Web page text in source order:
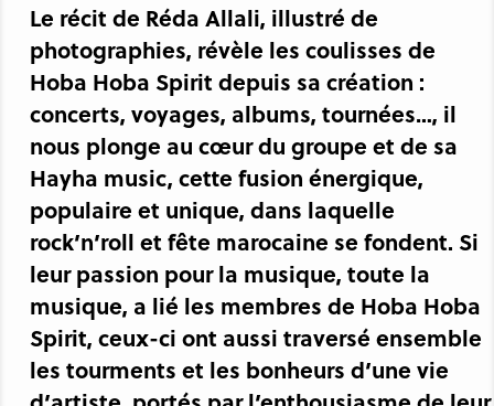
Le récit de Réda Allali, illustré de
photographies, révèle les coulisses de
Hoba Hoba Spirit depuis sa création :
concerts, voyages, albums, tournées…, il
nous plonge au cœur du groupe et de sa
Hayha music, cette fusion énergique,
populaire et unique, dans laquelle
rock’n’roll et fête marocaine se fondent. Si
leur passion pour la musique, toute la
musique, a lié les membres de Hoba Hoba
Spirit, ceux-ci ont aussi traversé ensemble
les tourments et les bonheurs d’une vie